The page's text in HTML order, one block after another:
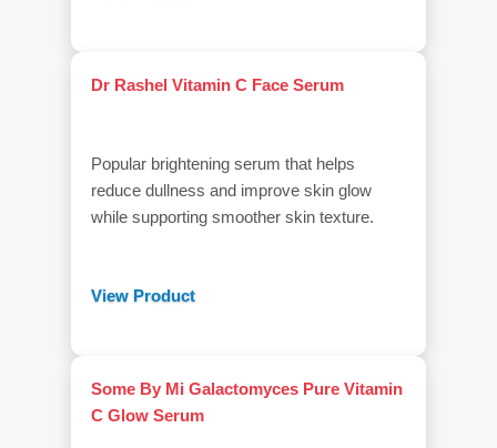
Dr Rashel Vitamin C Face Serum
Popular brightening serum that helps
reduce dullness and improve skin glow
while supporting smoother skin texture.
View Product
Some By Mi Galactomyces Pure Vitamin
C Glow Serum